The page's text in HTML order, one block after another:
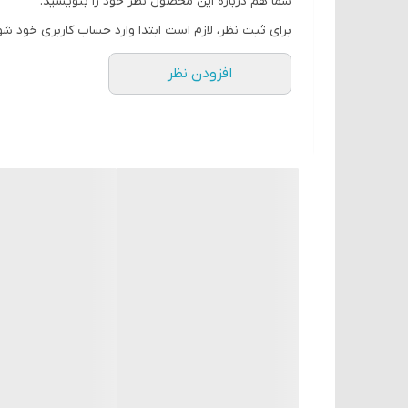
برای ثبت نظر، لازم است ابتدا وارد حساب کاربری خود
افزودن نظر